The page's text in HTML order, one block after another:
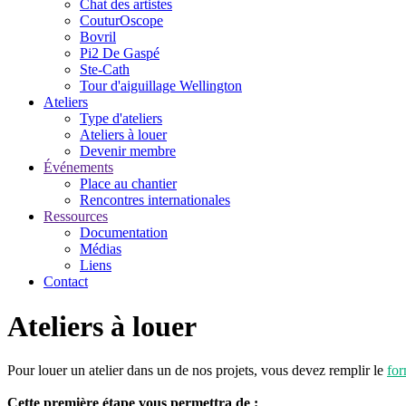
Chat des artistes
CouturOscope
Bovril
Pi2 De Gaspé
Ste-Cath
Tour d'aiguillage Wellington
Ateliers
Type d'ateliers
Ateliers à louer
Devenir membre
Événements
Place au chantier
Rencontres internationales
Ressources
Documentation
Médias
Liens
Contact
Ateliers à louer
Pour louer un atelier dans un de nos projets, vous devez remplir le